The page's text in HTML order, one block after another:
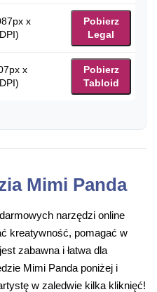
x
Pobierz
Legal
x
Pobierz
Tabloid
Mimi Panda
narzędzi online
kreatywność, pomagać w
zabawna i łatwa dla
Mimi Panda poniżej i
w zaledwie kilka kliknięć!